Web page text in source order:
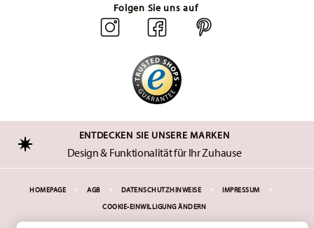
Folgen Sie uns auf
ENTDECKEN SIE UNSERE MARKEN
Design & Funktionalität für Ihr Zuhause
HOMEPAGE AGB DATENSCHUTZHINWEISE
IMPRESSUM
COOKIE-EINWILLIGUNG ÄNDERN